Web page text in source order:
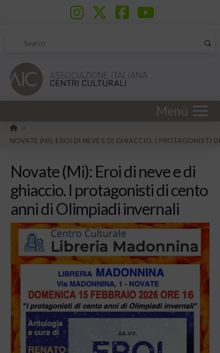
Search
Menù
HOME
>
NOVATE (MI): EROI DI NEVE E DI GHIACCIO. I PROTAGONISTI
Novate (Mi): Eroi di neve e di
ghiaccio. I protagonisti di cento
anni di Olimpiadi invernali